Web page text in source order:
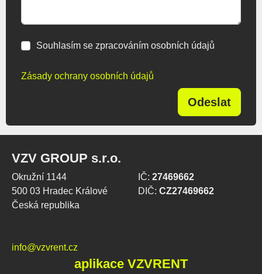
Souhlasím se zpracováním osobních údajů
Zásady ochrany osobních údajů
Odeslat
VZV GROUP s.r.o.
Okružní 1144
500 03 Hradec Králové
Česká republika
IČ: 27469662
DIČ: CZ27469662
info@vzvrent.cz
aplikace VZVRENT